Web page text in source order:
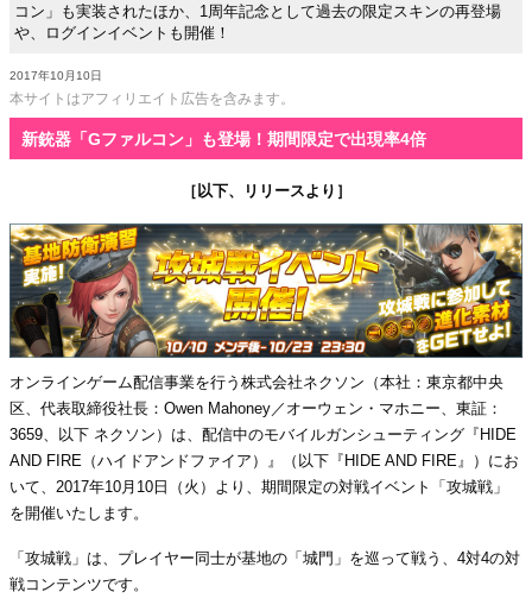
コン」も実装されたほか、1周年記念として過去の限定スキンの再登場
や、ログインイベントも開催！
2017年10月10日
本サイトはアフィリエイト広告を含みます。
新銃器「Gファルコン」も登場！期間限定で出現率4倍
［以下、リリースより］
オンラインゲーム配信事業を行う株式会社ネクソン（本社：東京都中央
区、代表取締役社長：Owen Mahoney／オーウェン・マホニー、東証：
3659、以下 ネクソン）は、配信中のモバイルガンシューティング『HIDE
AND FIRE（ハイドアンドファイア）』（以下『HIDE AND FIRE』）にお
いて、2017年10月10日（火）より、期間限定の対戦イベント「攻城戦」
を開催いたします。
「攻城戦」は、プレイヤー同士が基地の「城門」を巡って戦う、4対4の対
戦コンテンツです。